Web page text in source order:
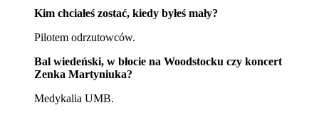
Kim chciałeś zostać, kiedy byłeś mały?
Pilotem odrzutowców.
Bal wiedeński, w błocie na Woodstocku czy koncert
Zenka Martyniuka?
Medykalia UMB.